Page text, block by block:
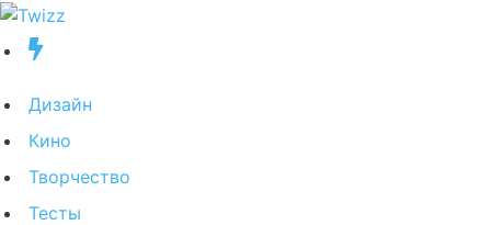
Дизайн
Кино
Творчество
Тесты